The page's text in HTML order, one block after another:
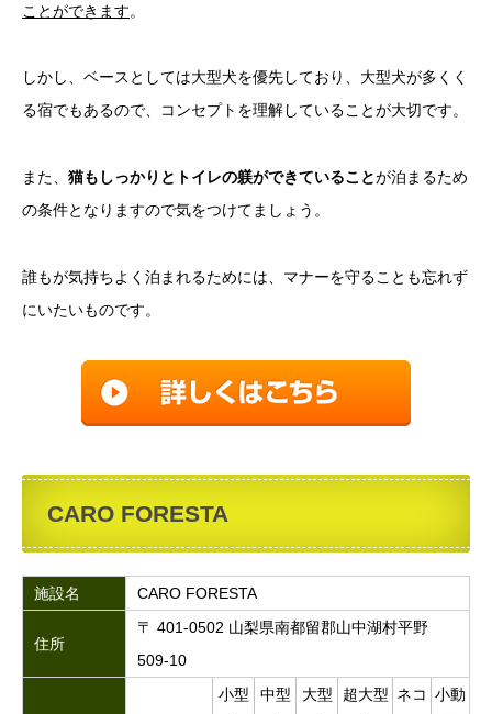
ことができます。
しかし、ベースとしては大型犬を優先しており、大型犬が多くく
る宿でもあるので、コンセプトを理解していることが大切です。
また、 猫もしっかりとトイレの躾ができていることが泊まるため
の条件となりますので気をつけてましょう。
誰もが気持ちよく泊まれるためには、マナーを守ることも忘れず
にいたいものです。
CARO FORESTA
施設名 CARO FORESTA
住所
〒 401-0502 山梨県南都留郡山中湖村平野
509-10
小型
中型
大型
超大型 ネコ 小動